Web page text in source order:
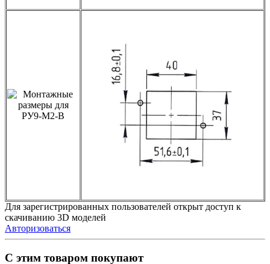
Для зарегистрированных пользователей открыт доступ к
скачиванию 3D моделей
Авторизоваться
С этим товаром покупают